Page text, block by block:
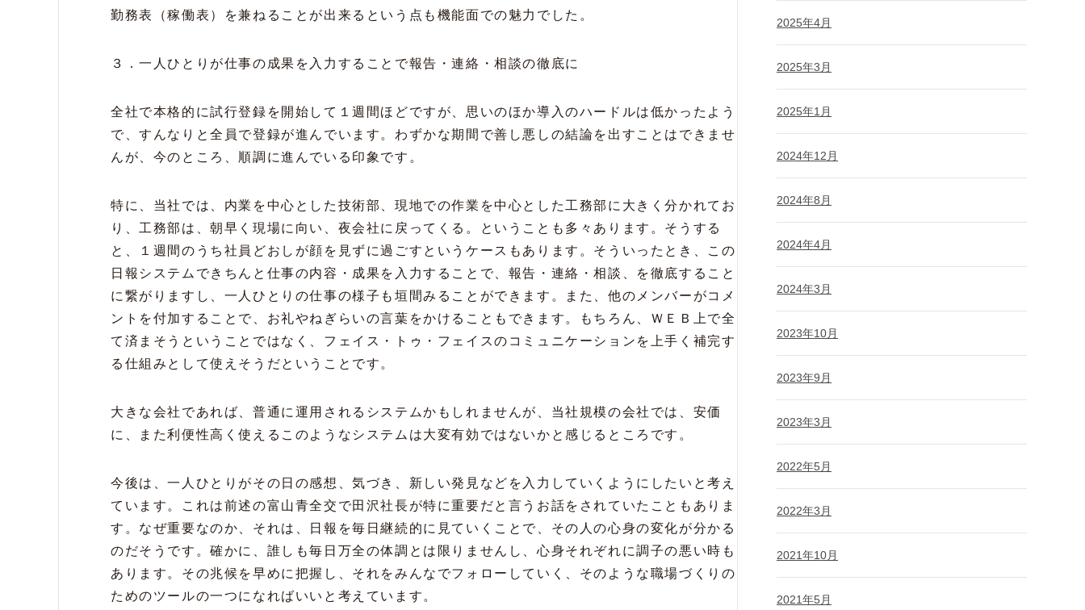
勤務表（稼働表）を兼ねることが出来るという点も機能面での魅力でした。
３．一人ひとりが仕事の成果を入力することで報告・連絡・相談の徹底に
全社で本格的に試行登録を開始して１週間ほどですが、思いのほか導入のハードルは低かったよう
で、すんなりと全員で登録が進んでいます。わずかな期間で善し悪しの結論を出すことはできませ
んが、今のところ、順調に進んでいる印象です。
特に、当社では、内業を中心とした技術部、現地での作業を中心とした工務部に大きく分かれてお
り、工務部は、朝早く現場に向い、夜会社に戻ってくる。ということも多々あります。そうする
と、１週間のうち社員どおしが顔を見ずに過ごすというケースもあります。そういったとき、この
日報システムできちんと仕事の内容・成果を入力することで、報告・連絡・相談、を徹底すること
に繋がりますし、一人ひとりの仕事の様子も垣間みることができます。また、他のメンバーがコメ
ントを付加することで、お礼やねぎらいの言葉をかけることもできます。もちろん、ＷＥＢ上で全
て済まそうということではなく、フェイス・トゥ・フェイスのコミュニケーションを上手く補完す
る仕組みとして使えそうだということです。
大きな会社であれば、普通に運用されるシステムかもしれませんが、当社規模の会社では、安価
に、また利便性高く使えるこのようなシステムは大変有効ではないかと感じるところです。
今後は、一人ひとりがその日の感想、気づき、新しい発見などを入力していくようにしたいと考え
ています。これは前述の富山青全交で田沢社長が特に重要だと言うお話をされていたこともありま
す。なぜ重要なのか、それは、日報を毎日継続的に見ていくことで、その人の心身の変化が分かる
のだそうです。確かに、誰しも毎日万全の体調とは限りませんし、心身それぞれに調子の悪い時も
あります。その兆候を早めに把握し、それをみんなでフォローしていく、そのような職場づくりの
ためのツールの一つになればいいと考えています。
2025年4月
2025年3月
2025年1月
2024年12月
2024年8月
2024年4月
2024年3月
2023年10月
2023年9月
2023年3月
2022年5月
2022年3月
2021年10月
2021年5月